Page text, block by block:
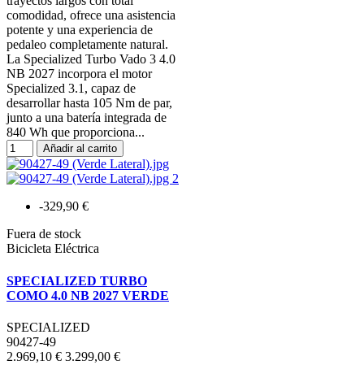
comodidad, ofrece una asistencia
potente y una experiencia de
pedaleo completamente natural.
La Specialized Turbo Vado 3 4.0
NB 2027 incorpora el motor
Specialized 3.1, capaz de
desarrollar hasta 105 Nm de par,
junto a una batería integrada de
840 Wh que proporciona...
Añadir al carrito
-329,90 €
Fuera de stock
Bicicleta Eléctrica
SPECIALIZED TURBO
COMO 4.0 NB 2027 VERDE
SPECIALIZED
90427-49
2.969,10 € 3.299,00 €